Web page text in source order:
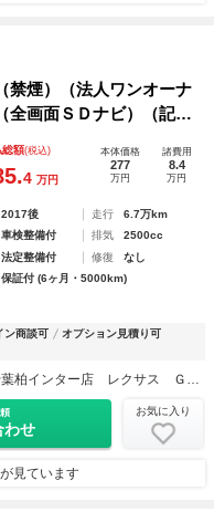
煙）（法人ワンオーナ
全画面ＳＤナビ）（記録
ＢＳＭ）（レーダーク
ランスソナー）（エアシ
総額(税込)
4 万円
本体価格
277
万円
諸費用
8.4
万円
2017後 走行
6.7万km
車検整備付 排気
2500cc
法定整備付 修復
なし
保証付 (6ヶ月・5000km)
ン商談可
オプション見積り可
ＣＳオートディーラー 千葉柏インター店 レクサス ＧＳ・ＧＳ－ＨＶ・ＩＳ・ＩＳ－ＨＶ 中古車専門店
わせ
お気に入り
が見ています